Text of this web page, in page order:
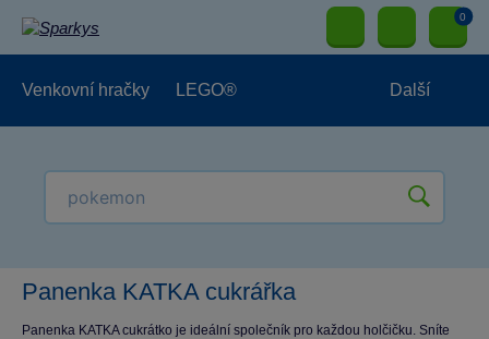
0
Venkovní hračky LEGO® Další
Panenka KATKA cukrářka
Panenka KATKA cukrátko je ideální společník pro každou holčičku. Sníte